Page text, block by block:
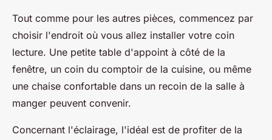
Tout comme pour les autres pièces, commencez par
choisir l'endroit où vous allez installer votre coin
lecture. Une petite table d'appoint à côté de la
fenêtre, un coin du comptoir de la cuisine, ou même
une chaise confortable dans un recoin de la salle à
manger peuvent convenir.
Concernant l'éclairage, l'idéal est de profiter de la